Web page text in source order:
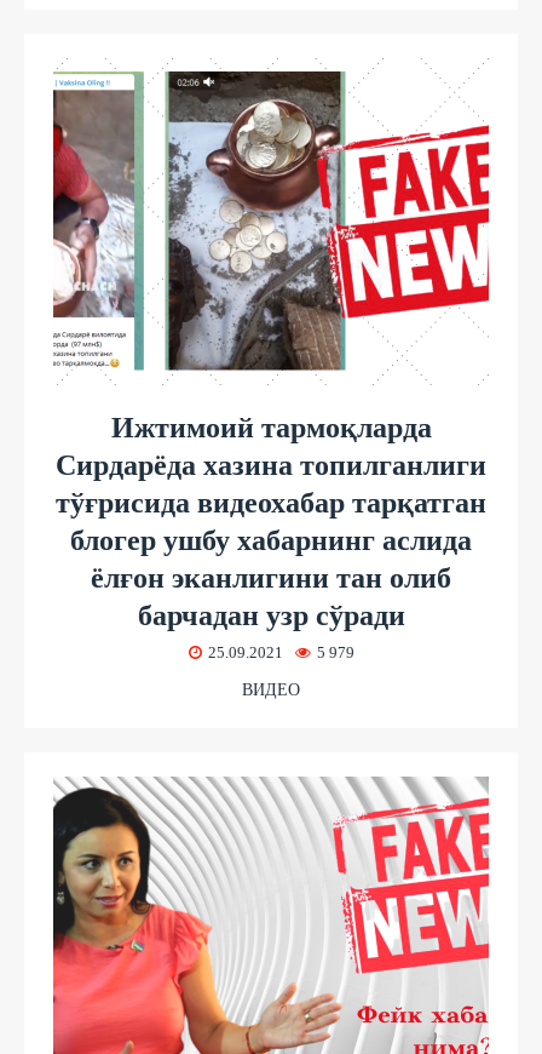
Ижтимоий тармоқларда
Сирдарёда хазина топилганлиги
тўғрисида видеохабар тарқатган
блогер ушбу хабарнинг аслида
ёлғон эканлигини тан олиб
барчадан узр сўради
25.09.2021 5 979
ВИДЕО